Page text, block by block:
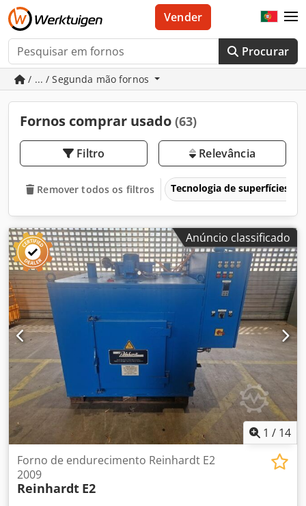
Procurar
Vender
/ ... / Segunda mão fornos
Fornos comprar usado (63)
Filtro Relevância
Remover todos os filtros Tecnologia de superfícies
Anúncio classificado
1 / 14
Forno de endurecimento Reinhardt E2
2009
Reinhardt E2